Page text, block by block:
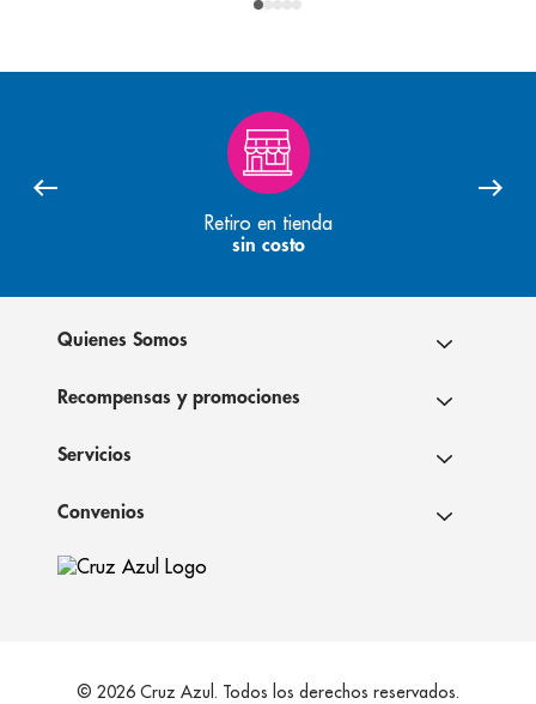
Retiro en tienda
sin costo
Quienes Somos
Recompensas y promociones
Servicios
Convenios
© 2026 Cruz Azul. Todos los derechos reservados.